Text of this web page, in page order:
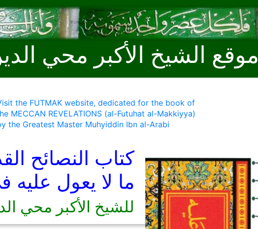
موقع الشيخ الأكبر محي
the FUTMAK website, dedicated for the book of
MECCAN REVELATIONS (al-Futuhat al-Makkiyya)
the Greatest Master Muhyiddin Ibn al-Arabi
كتاب النصائح
ما لا يعول
للشيخ الأكبر محي